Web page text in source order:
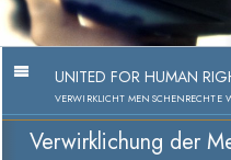
UNITED FOR HUMAN
VERWIRKLICHT MENSCHENRECHTE
Verwirklichung der